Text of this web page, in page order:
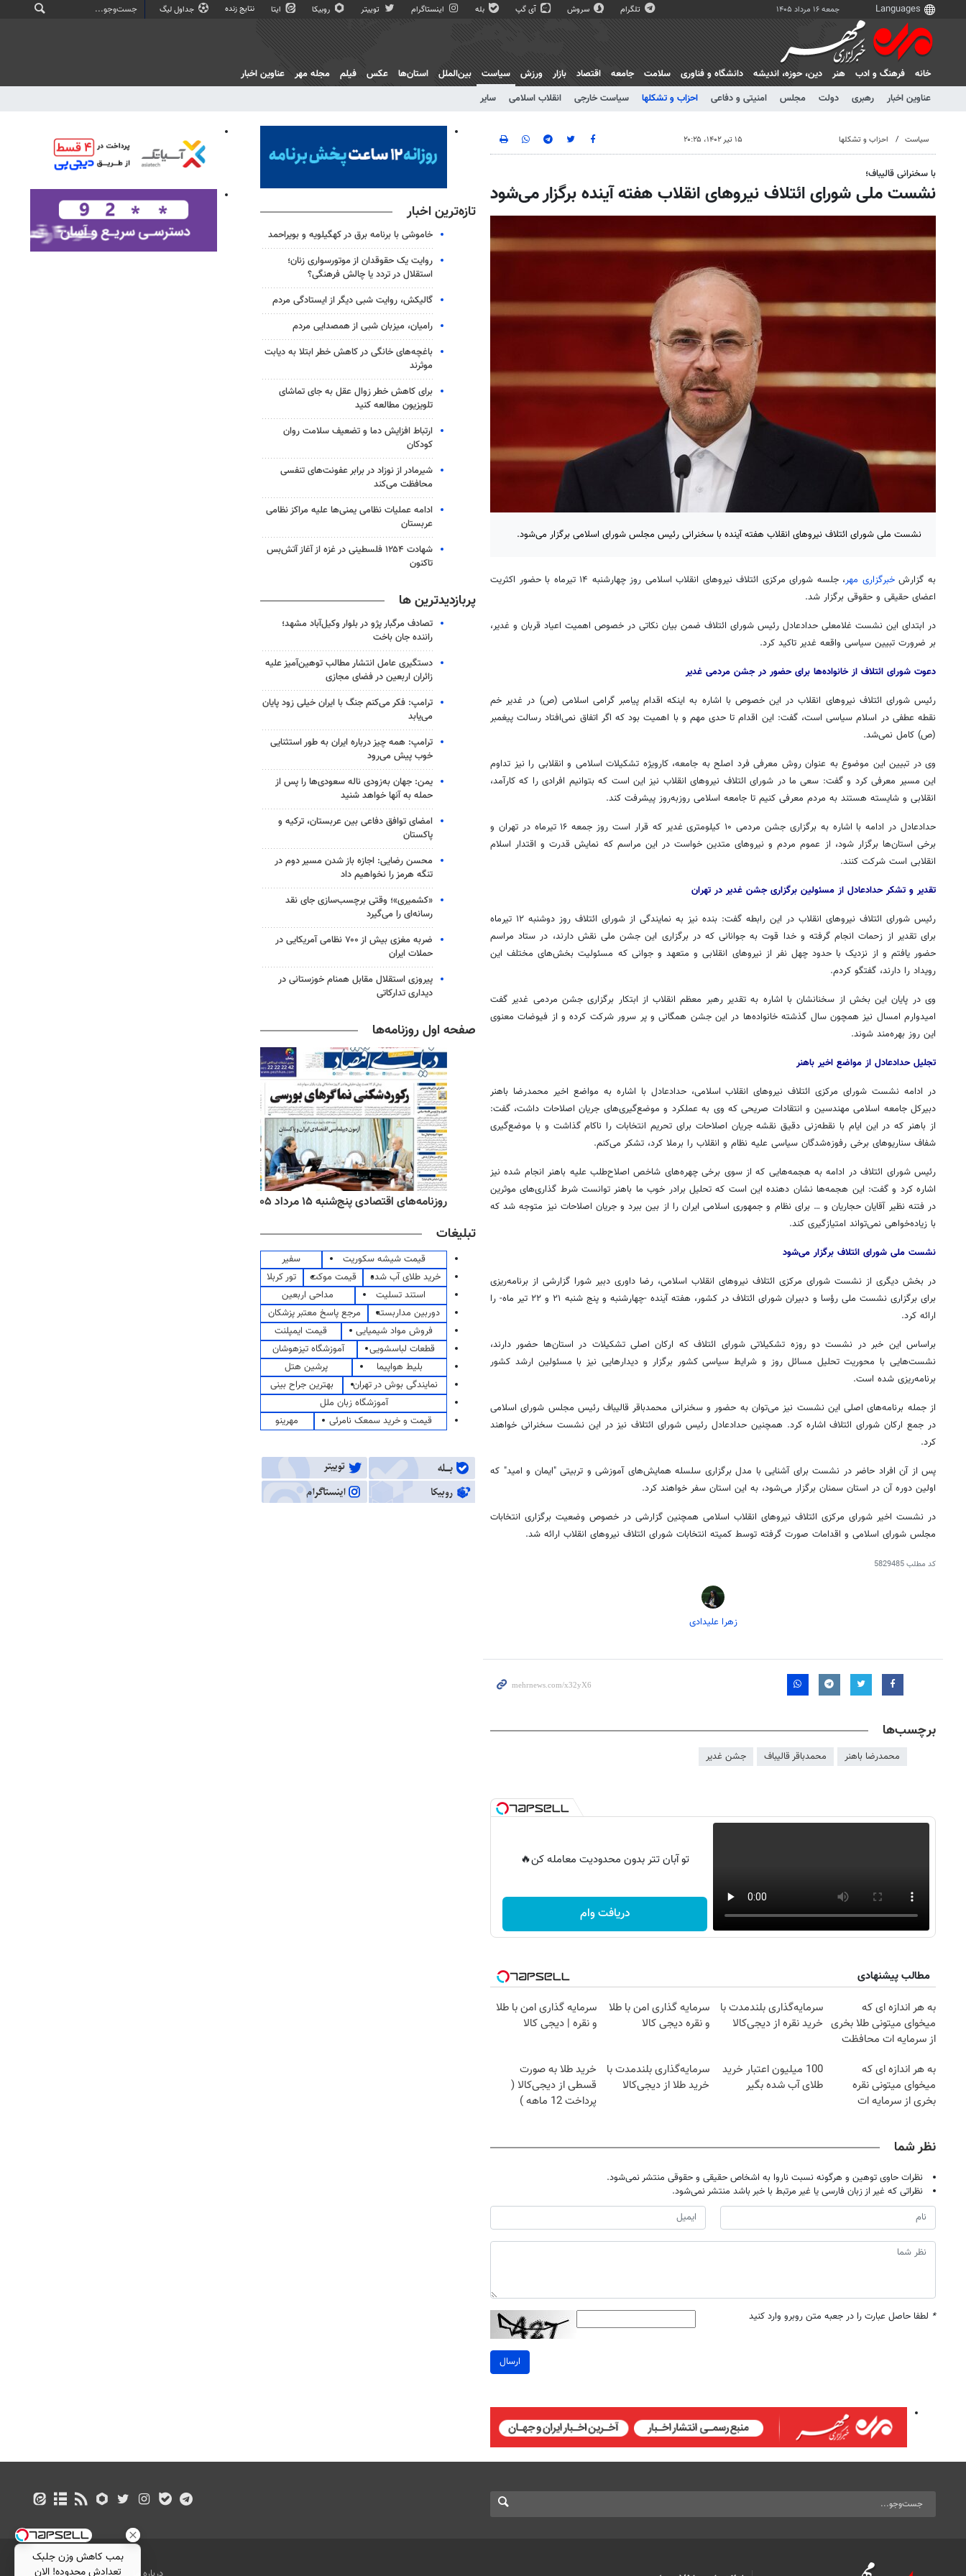
جمعه ۱۶ مرداد ۱۴۰۵ تلگرام سروش آی گپ بله اینستاگرام توییتر روبیکا ایتا نتایج زنده جداول لیگ
خانه فرهنگ و ادب هنر دين، حوزه، انديشه دانشگاه و فناوری سلامت جامعه اقتصاد بازار ورزش
سیاست
عناوین اخبار
رهبری دولت مجلس امنیتی و دفاعی احزاب و تشکلها سیاست خارجی انقلاب اسلامی سایر
بین‌الملل استان‌ها عکس فیلم مجله مهر عناوین اخبار
سیاست احزاب و تشکلها ۱۵ تیر ۱۴۰۲، ۲۰:۲۵
با سخنرانی قالیباف؛
نشست ملی شورای ائتلاف نیروهای انقلاب هفته آینده برگزار می‌شود
نشست ملی شورای ائتلاف نیروهای انقلاب هفته آینده با سخنرانی رئیس مجلس شورای اسلامی برگزار می‌شود.
به گزارشخبرگزاری مهر
، جلسه شورای مرکزی ائتلاف نیروهای انقلاب اسلامی روز چهارشنبه ۱۴ تیرماه با حضور اکثریت
اعضای حقیقی و حقوقی برگزار شد.
در ابتدای این نشست غلامعلی حدادعادل رئیس شورای ائتلاف ضمن بیان نکاتی در خصوص اهمیت اعیاد قربان و غدیر،
بر ضرورت تبیین سیاسی واقعه غدیر تاکید کرد.
دعوت شورای ائتلاف از خانواده‌ها برای حضور در جشن مردمی غدیر
رئیس شورای ائتلاف نیروهای انقلاب در این خصوص با اشاره به اینکه اقدام پیامبر گرامی اسلامی (ص) در غدیر خم
نقطه عطفی در اسلام سیاسی است، گفت: این اقدام تا حدی مهم و با اهمیت بود که اگر اتفاق نمی‌افتاد رسالت پیغمبر
(ص) کامل نمی‌شد.
وی در تبیین این موضوع به عنوان روش معرفی فرد اصلح به جامعه،کارویژه تشکیلات اسلامی و انقلابی را نیز تداوم
این مسیر معرفی کرد و گفت: سعی ما در شورای ائتلاف نیروهای انقلاب نیز این است که بتوانیم افرادی را که کارآمد،
انقلابی و شایسته هستند به مردم معرفی کنیم تا جامعه اسلامی روزبه‌روز پیشرفت کند.
حدادعادل در ادامه با اشاره به برگزاری جشن مردمی ۱۰ کیلومتری غدیر که قرار است روز جمعه ۱۶ تیرماه در تهران و
برخی استان‌ها برگزار شود، از عموم مردم و نیروهای متدین خواست در این مراسم که نمایش قدرت و اقتدار اسلام
انقلابی است شرکت کنند.
تقدیر و تشکر حدادعادل از مسئولین برگزاری جشن غدیر در تهران
رئیس شورای ائتلاف نیروهای انقلاب در این رابطه گفت: بنده نیز به نمایندگی از شورای ائتلاف روز دوشنبه ۱۲ تیرماه
برای تقدیر از زحمات انجام گرفته و خدا قوت به جوانانی که در برگزاری این جشن ملی نقش دارند، در ستاد مراسم
حضور یافتم و از نزدیک با حدود چهل نفر از نیروهای انقلابی و متعهد و جوانی که مسئولیت بخش‌های مختلف این
رویداد را دارند، گفتگو کردم.
وی در پایان این بخش از سخنانشان با اشاره به تقدیر رهبر معظم انقلاب از ابتکار برگزاری جشن مردمی غدیر گفت
امیدوارم امسال نیز همچون سال گذشته خانواده‌ها در این جشن همگانی و پر سرور شرکت کرده و از فیوضات معنوی
این روز بهره‌مند شوند.
تجلیل حدادعادل از مواضع اخیر باهنر
در ادامه نشست شورای مرکزی ائتلاف نیروهای انقلاب اسلامی، حدادعادل با اشاره به مواضع اخیر محمدرضا باهنر
دبیرکل جامعه اسلامی مهندسین و انتقادات صریحی که وی به عملکرد و موضع‌گیری‌های جریان اصلاحات داشت، گفت:
از باهنر که در این ایام با نقطه‌زنی دقیق نقشه جریان اصلاحات برای تحریم انتخابات را ناکام گذاشت و با موضع‌گیری
شفاف سناریوهای برخی رفوزه‌شدگان سیاسی علیه نظام و انقلاب را برملا کرد، تشکر می‌کنم.
رئیس شورای ائتلاف در ادامه به هجمه‌هایی که از سوی برخی چهره‌های شاخص اصلاح‌طلب علیه باهنر انجام شده نیز
اشاره کرد و گفت: این هجمه‌ها نشان دهنده این است که تحلیل برادر خوب ما باهنر توانست شرط گذاری‌های موثرین
در فتنه نظیر آقایان حجاریان و … برای نظام و جمهوری اسلامی ایران را از بین ببرد و جریان اصلاحات نیز متوجه شد که
با زیاده‌خواهی نمی‌تواند امتیازگیری کند.
نشست ملی شورای ائتلاف برگزار می‌شود
در بخش دیگری از نشست شورای مرکزی ائتلاف نیروهای انقلاب اسلامی، رضا داوری دبیر شورا گزارشی از برنامه‌ریزی
برای برگزاری نشست ملی رؤسا و دبیران شورای ائتلاف در کشور، هفته آینده -چهارشنبه و پنج شنبه ۲۱ و ۲۲ تیر ماه- را
ارائه کرد.
براساس این خبر در نشست دو روزه تشکیلاتی شورای ائتلاف که ارکان اصلی تشکیلات در استان‌ها حضور دارند،
نشست‌هایی با محوریت تحلیل مسائل روز و شرایط سیاسی کشور برگزار و دیدارهایی نیز با مسئولین ارشد کشور
برنامه‌ریزی شده است.
از جمله برنامه‌های اصلی این نشست نیز می‌توان به حضور و سخنرانی محمدباقر قالیباف رئیس مجلس شورای اسلامی
در جمع ارکان شورای ائتلاف اشاره کرد. همچنین حدادعادل رئیس شورای ائتلاف نیز در این نشست سخنرانی خواهند
کرد.
پس از آن افراد حاضر در نشست برای آشنایی با مدل برگزاری سلسله همایش‌های آموزشی و تربیتی "ایمان و امید" که
اولین دوره آن در استان سمنان برگزار می‌شود، به این استان سفر خواهند کرد.
در نشست اخیر شورای مرکزی ائتلاف نیروهای انقلاب اسلامی همچنین گزارشی در خصوص وضعیت برگزاری انتخابات
مجلس شورای اسلامی و اقدامات صورت گرفته توسط کمیته انتخابات شورای ائتلاف نیروهای انقلاب ارائه شد.
کد مطلب5829485
زهرا علیدادی
برچسب‌ها
محمدرضا باهنر محمدباقر قالیباف جشن غدیر
تو آبان تتر بدون محدودیت معامله کن🔥
دریافت وام
مطالب پیشنهادی
به هر اندازه ای که
میخوای میتونی طلا بخری
از سرمایه ات محافظت
سرمایه‌گذاری بلندمدت با
خرید نقره از دیجی‌کالا
سرمایه گذاری امن با طلا
و نقره دیجی کالا
سرمایه گذاری امن با طلا
و نقره | دیجی کالا
به هر اندازه ای که
میخوای میتونی نقره
بخری از سرمایه ات
100 میلیون اعتبار خرید
طلای آب شده بگیر
سرمایه‌گذاری بلندمدت با
خرید طلا از دیجی‌کالا
خرید طلا به صورت
قسطی از دیجی‌کالا (
پرداخت 12 ماهه )
نظر شما
نظرات حاوی توهین و هرگونه نسبت ناروا به اشخاص حقیقی و حقوقی منتشر نمی‌شود.
نظراتی که غیر از زبان فارسی یا غیر مرتبط با خبر باشد منتشر نمی‌شود.
* لطفا حاصل عبارت را در جعبه متن روبرو وارد کنید
ارسال
تازه‌ترین اخبار
خاموشی با برنامه برق در کهگیلویه و بویراحمد
روایت یک حقوقدان از موتورسواری زنان؛
استقلال در تردد یا چالش فرهنگی؟
گالیکش، روایت شبی دیگر از ایستادگی مردم
رامیان، میزبان شبی از همصدایی مردم
باغچه‌های خانگی در کاهش خطر ابتلا به دیابت
موثرند
برای کاهش خطر زوال عقل به جای تماشای
تلویزیون مطالعه کنید
ارتباط افزایش دما و تضعیف سلامت روان
کودکان
شیرمادر از نوزاد در برابر عفونت‌های تنفسی
محافظت می‌کند
ادامه عملیات نظامی یمنی‌ها علیه مراکز نظامی
عربستان
شهادت ۱۲۵۴ فلسطینی در غزه از آغاز آتش‌بس
تاکنون
پربازدیدترین ها
تصادف مرگبار پژو در بلوار وکیل‌آباد مشهد؛
راننده جان باخت
دستگیری عامل انتشار مطالب توهین‌آمیز علیه
زائران اربعین در فضای مجازی
ترامپ: فکر می‌کنم جنگ با ایران خیلی زود پایان
می‌یابد
ترامپ: همه چیز درباره ایران به طور استثنایی
خوب پیش می‌رود
یمن: جهان به‌زودی ناله سعودی‌ها را پس از
حمله به آنها خواهد شنید
امضای توافق دفاعی بین عربستان، ترکیه و
پاکستان
محسن رضایی: اجازه باز شدن مسیر دوم در
تنگه هرمز را نخواهیم داد
«کشمیری»؛ وقتی برچسب‌سازی جای نقد
رسانه‌ای را می‌گیرد
ضربه مغزی بیش از ۷۰۰ نظامی آمریکایی در
حملات ایران
پیروزی استقلال مقابل همنام خوزستانی در
دیداری تدارکاتی
صفحه اول روزنامه‌ها
روزنامه‌های صبح پنج‌شنبه ۱۵ مرداد ۱۴۰۵ روزنامه‌های ورزشی پنج‌شنبه ۱۵ مرداد ۱۴۰۵ روزنامه‌های اقتصادی پنج‌شنبه ۱۵ مرداد ۱۴۰۵
تبلیغات
قیمت شیشه سکوریت
سفیر
خرید طلای آب شده
قیمت موکت
تور کربلا
استند تسلیت
مداحی اربعین
دوربین مداربسته
مرجع پاسخ معتبر پزشکان
فروش مواد شیمیایی
قیمت ایمپلنت
قطعات لباسشویی
آموزشگاه تیزهوشان
بلیط هواپیما
پرشین هتل
نمایندگی بوش در تهران
بهترین جراح بینی
آموزشگاه زبان ملل
قیمت و خرید سمعک نامرئی
مهرینو
بمب کاهش وزن جلبک
تعدادش محدوده! الان